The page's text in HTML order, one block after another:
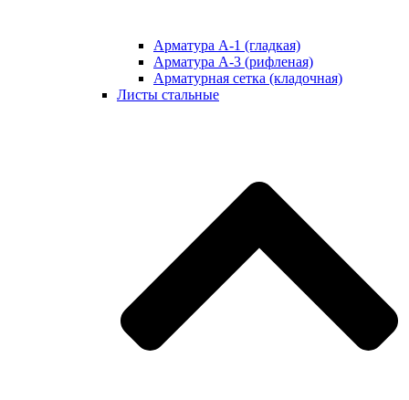
Арматура А-1 (гладкая)
Арматура А-3 (рифленая)
Арматурная сетка (кладочная)
Листы стальные